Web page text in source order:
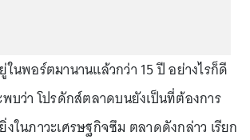
นพอร์ตมานานแล้วกว่า 15 ปี อย่างไรก็ดี
บว่า โปรดักส์ตลาดบนยังเป็นที่ต้องการ
ในภาวะเศรษฐกิจซึม ตลาดดังกล่าว เรียก